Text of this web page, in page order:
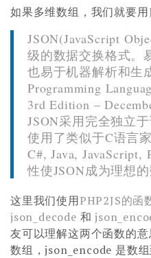
如果多维数组，我们就要用
JSON(JavaScript
级的数据交换格式。
也易于机器解析和生
Programming
3rd Edition –
JSON采用完全独立
使用了类似于C语言
C#, Java, JavaScript,
性使JSON成为理想的
这里我们使用PHP2JS的函
json_decode 和
友可以理解这两个函数的
数组，json_encode 是数组